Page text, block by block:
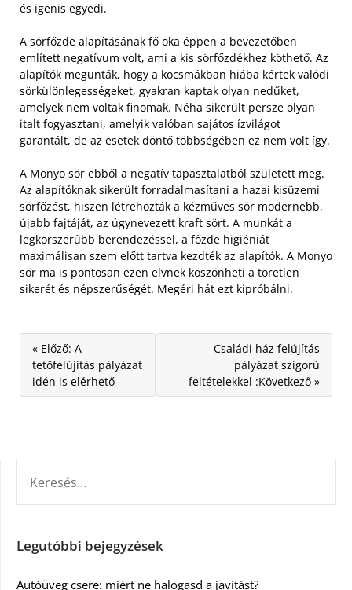
és igenis egyedi.
A sörfőzde alapításának fő oka éppen a bevezetőben
említett negatívum volt, ami a kis sörfőzdékhez köthető. Az
alapítók megunták, hogy a kocsmákban hiába kértek valódi
sörkülönlegességeket, gyakran kaptak olyan nedűket,
amelyek nem voltak finomak. Néha sikerült persze olyan
italt fogyasztani, amelyik valóban sajátos ízvilágot
garantált, de az esetek döntő többségében ez nem volt így.
A Monyo sör ebből a negatív tapasztalatból született meg.
Az alapítóknak sikerült forradalmasítani a hazai kisüzemi
sörfőzést, hiszen létrehozták a kézműves sör modernebb,
újabb fajtáját, az úgynevezett kraft sört. A munkát a
legkorszerűbb berendezéssel, a főzde higiéniát
maximálisan szem előtt tartva kezdték az alapítók. A Monyo
sör ma is pontosan ezen elvnek köszönheti a töretlen
sikerét és népszerűségét. Megéri hát ezt kipróbálni.
« Előző: A
tetőfelújítás pályázat
idén is elérhető
Családi ház felújítás
pályázat szigorú
feltételekkel :Következő »
Legutóbbi bejegyzések
Autóüveg csere: miért ne halogasd a javítást?